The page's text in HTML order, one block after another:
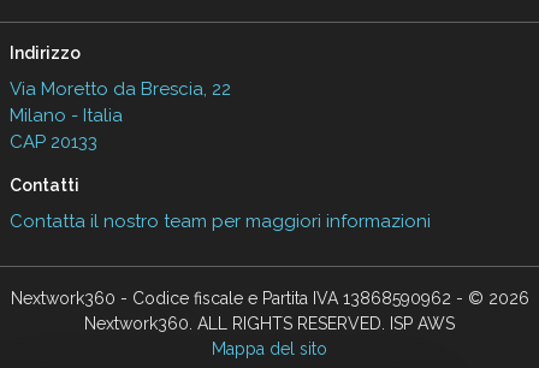
Indirizzo
Via Moretto da Brescia, 22
Milano - Italia
CAP 20133
Contatti
Contatta il nostro team per maggiori informazioni
Nextwork360 - Codice fiscale e Partita IVA 13868590962 - © 2026
Nextwork360. ALL RIGHTS RESERVED. ISP AWS
Mappa del sito